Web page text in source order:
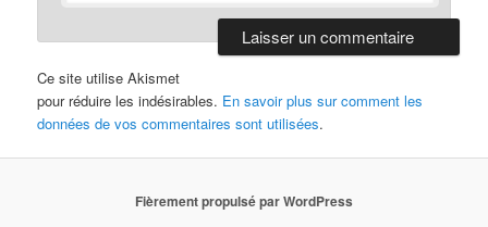
Ce site utilise Akismet
pour réduire les indésirables. En savoir plus sur comment les
données de vos commentaires sont utilisées.
Fièrement propulsé par WordPress